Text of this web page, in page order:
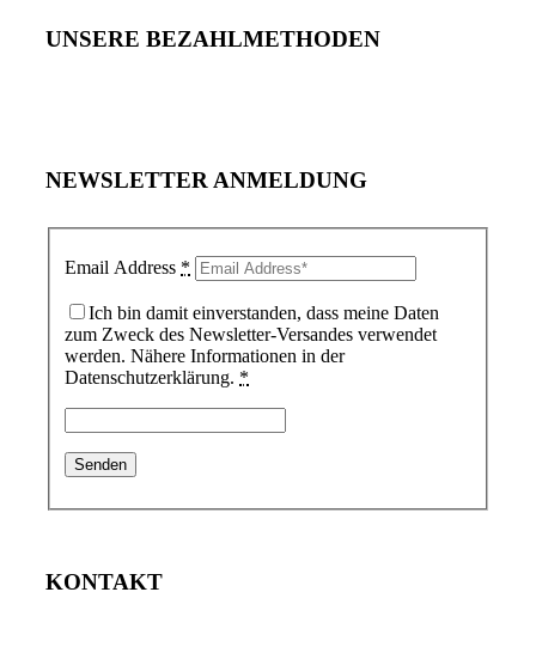
UNSERE BEZAHLMETHODEN
NEWSLETTER ANMELDUNG
Email Address *
Ich bin damit einverstanden, dass meine Daten
zum Zweck des Newsletter-Versandes verwendet
werden. Nähere Informationen in der
Datenschutzerklärung. *
KONTAKT